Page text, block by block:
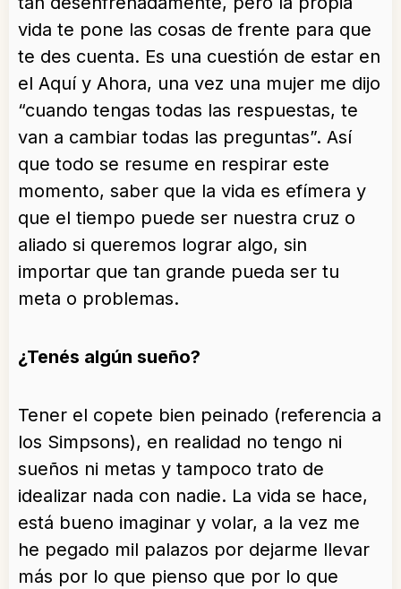
vida te pone las cosas de frente para que
te des cuenta. Es una cuestión de estar en
el Aquí y Ahora, una vez una mujer me dijo
“cuando tengas todas las respuestas, te
van a cambiar todas las preguntas”. Así
que todo se resume en respirar este
momento, saber que la vida es efímera y
que el tiempo puede ser nuestra cruz o
aliado si queremos lograr algo, sin
importar que tan grande pueda ser tu
meta o problemas.
¿Tenés algún sueño?
Tener el copete bien peinado (referencia a
los Simpsons), en realidad no tengo ni
sueños ni metas y tampoco trato de
idealizar nada con nadie. La vida se hace,
está bueno imaginar y volar, a la vez me
he pegado mil palazos por dejarme llevar
más por lo que pienso que por lo que